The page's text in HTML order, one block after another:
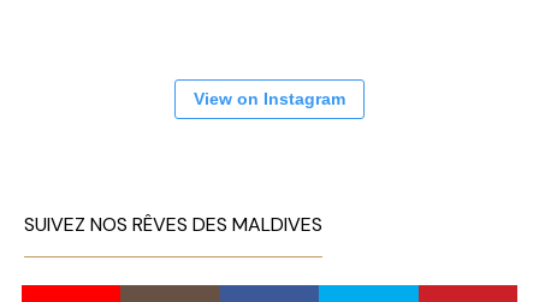
View on Instagram
SUIVEZ NOS RÊVES DES MALDIVES